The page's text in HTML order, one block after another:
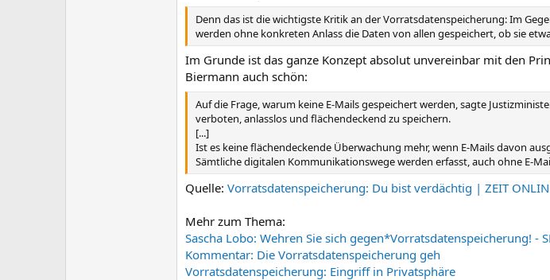
Denn das ist die wichtigste Kritik an der Vorratsdatenspeicherung: Im
werden ohne konkreten Anlass die Daten von allen gespeichert, ob sie
Im Grunde ist das ganze Konzept absolut unvereinbar mit den
Biermann auch schön:
Auf die Frage, warum keine E-Mails gespeichert werden, sagte
verboten, anlasslos und flächendeckend zu speichern.
[...]
Ist es keine flächendeckende Überwachung mehr, wenn E-Mails davon
Sämtliche digitalen Kommunikationswege werden erfasst, auch ohne E-
Quelle: Vorratsdatenspeicherung: Du bist verdächtig | ZEIT
Mehr zum Thema:
Sascha Lobo: Wehren Sie sich gegen*Vorratsdatenspeicherung! -
Kommentar: Die Vorratsdatenspeicherung geh
Vorratsdatenspeicherung: Eingriff in Privatsphäre